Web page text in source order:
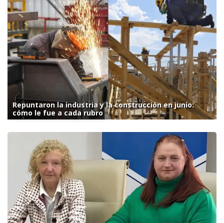
Repuntaron la industria y la construcción en junio:
cómo le fue a cada rubro